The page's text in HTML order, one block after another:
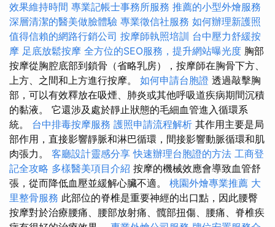
效果維持時間 專業記帳士事務所服務 推薦的小型外燴服務
深層清潔的醫美做臉體驗 專業徵信社服務 如何辦理新護照
值得信賴的網路行銷公司 按摩師執照培訓 台中壓力舒緩按
摩 足底放鬆按摩 全方位的SEO服務，提升網站曝光度 胸部
按摩從胸腔底部到鎖骨（省略乳房），按摩師在胸骨下方、
上方、之間和上方進行按摩。 如何申請台胞證 透過敲擊胸
部，可以有效釋放在吸煙、肺炎或其他呼吸道疾病期間沉積
的黏液。 它還涉及處於靜止狀態的毛細血管進入循環系
統。 台中排毒按摩服務 護照申請流程解析 其作用主要是局
部作用，直接影響靜脈和淋巴循環，間接影響動脈循環和肌
肉張力。 客廳設計靈感分享 快速辦理台胞證的方法 工商登
記全攻略 多樣醫美項目介紹 按摩的機械效應會導致血管舒
張，從而降低血壓並緩解心臟不適。 桃園外燴專業推薦 大
里整骨服務 此部位的脊椎是重要神經的出口點，因此腰臀
按摩對於治療腰痛、腰部放射痛、髖部扭傷、腰痛、脊椎疾